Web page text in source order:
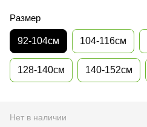
Размер
92-104см 104-116см
128-140см 140-152см
Нет в наличии